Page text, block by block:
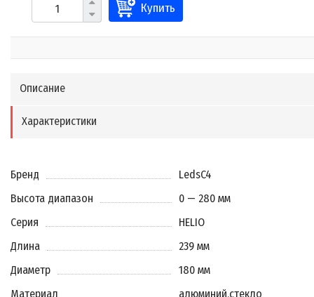
Купить
Описание
Характеристики
Бренд
LedsC4
Высота диапазон
0 — 280 мм
Серия
HELIO
Длина
239 мм
Диаметр
180 мм
Материал
алюминий,стекло